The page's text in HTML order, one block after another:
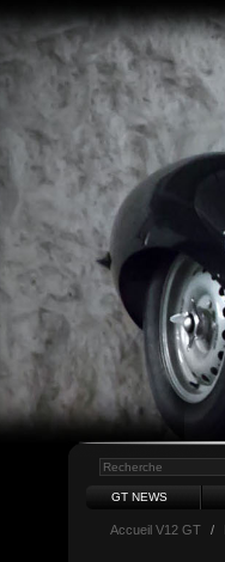
GT NEWS
Accueil V12 GT /